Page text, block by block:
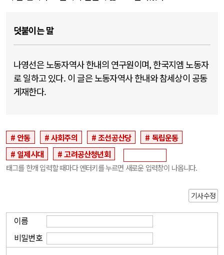
덧붙이는 말
나영선은 노동자역사 한내의 연구원이며, 한국지엠 노동자
로 일하고 있다. 이 글은 노동자역사 한내와 참세상이 공동
게재한다.
안동 사회주의 조선공산당
독립운동
일제시대
고려공산청년회
태그를 한개 입력할 때마다 엔터키를 누르면 새로운 입력창이 나옵니다.
기사수정
이름
비밀번호